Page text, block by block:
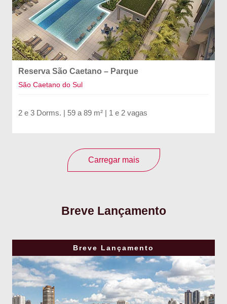
Reserva São Caetano – Parque
São Caetano do Sul
2 e 3 Dorms. | 59 a 89 m² | 1 e 2 vagas
Carregar mais
Breve Lançamento
Breve Lançamento